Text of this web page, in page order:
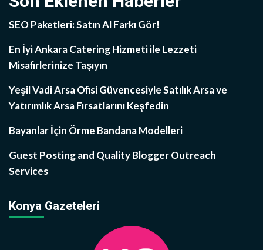
SEO Paketleri: Satın Al Farkı Gör!
En İyi Ankara Catering Hizmeti ile Lezzeti
Misafirlerinize Taşıyın
Yeşil Vadi Arsa Ofisi Güvencesiyle Satılık Arsa ve
Yatırımlık Arsa Fırsatlarını Keşfedin
Bayanlar İçin Örme Bandana Modelleri
Guest Posting and Quality Blogger Outreach
Services
Konya Gazeteleri